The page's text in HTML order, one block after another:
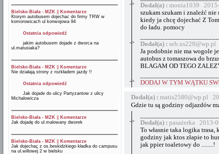
Bielsko-Biała - MZK
Komentarze
Ktorym autobusem dojechac do firmy TRW w
komorowicach ul konwojowa 94
Ostatnia odpowiedź
jakim autobusem dojade z dworca na
ul.matusiaka?
Bielsko-Biała - MZK
Komentarze
Nie działają strony z rozkładem jazdy !!
Ostatnia odpowiedź
Jak dojade do ulicy Partyzantow z ulicy
Michalowicza
Bielsko-Biała - MZK
Komentarze
Jak dojadę do ul.malowany dworek
Bielsko-Biała - MZK
Komentarze
Jak dojechaç z os.beskidzkiego kładka do campusu
na ul.willowej 2 w bielsku
->
Dodał(a) : monia1039
szukam szukam i znaleźć
kiedy ja chcę dojechać Z
do ładu. pomocy
->
Dodał(a) :
Ja podobnie nie ma wogole
autobus z tomaszowa do
BLAGAM OD TEGO
->
DODAJ W TYM WĄTKU
Dodał(a) : matis2580@wp.pl
Gdzie tu są godziny odjazdów
->
Dodał(a) : pasażerka 2013-
To własnie taka logika
godziny jak ktos złapie to
jak ppier toaletowy do ........!